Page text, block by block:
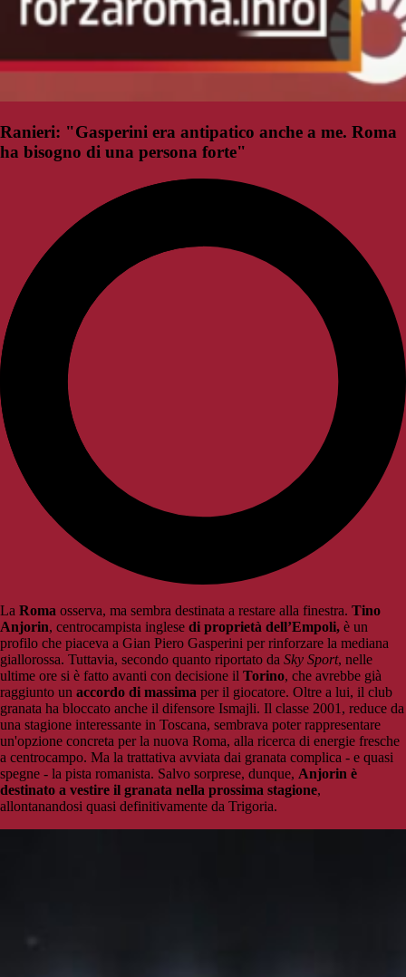
Ranieri: "Gasperini era antipatico anche a me. Roma
ha bisogno di una persona forte"
La Roma osserva, ma sembra destinata a restare alla finestra. Tino
Anjorin, centrocampista inglese di proprietà dell’Empoli, è un
profilo che piaceva a Gian Piero Gasperini per rinforzare la mediana
giallorossa. Tuttavia, secondo quanto riportato da Sky Sport, nelle
ultime ore si è fatto avanti con decisione il Torino, che avrebbe già
raggiunto un accordo di massima per il giocatore. Oltre a lui, il club
granata ha bloccato anche il difensore Ismajli. Il classe 2001, reduce da
una stagione interessante in Toscana, sembrava poter rappresentare
un'opzione concreta per la nuova Roma, alla ricerca di energie fresche
a centrocampo. Ma la trattativa avviata dai granata complica - e quasi
spegne - la pista romanista. Salvo sorprese, dunque, Anjorin è
destinato a vestire il granata nella prossima stagione,
allontanandosi quasi definitivamente da Trigoria.